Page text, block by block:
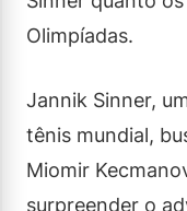
Olimpíadas.
Jannik Sinner,
tênis mundial,
Miomir
surpreender o